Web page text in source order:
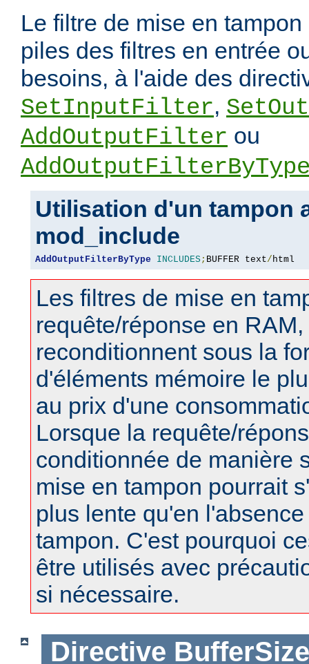
Le filtre de mise en
piles des filtres en entrée
besoins, à l'aide des
SetInputFilter,
AddOutputFilter ou
Utilisation d'un tampon
mod_include
AddOutputFilterByType INCLUDES; BUFFER text/html
Les filtres de mise en
requête/réponse en
reconditionnent sous la
d'éléments mémoire le
au prix d'une
Lorsque la requête/
conditionnée de manière
mise en tampon pourrait
plus lente qu'en
tampon. C'est pourquoi
être utilisés avec
si nécessaire.
Directive BufferSize